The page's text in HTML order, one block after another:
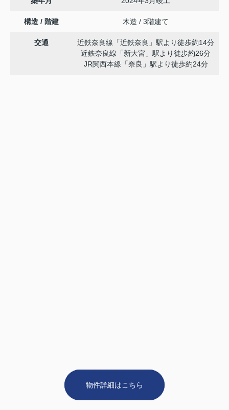
構造 / 階建 木造 / 3階建て
交通
近鉄奈良線「近鉄奈良」駅より徒歩約14分
近鉄奈良線「新大宮」駅より徒歩約26分
JR関西本線「奈良」駅より徒歩約24分
物件詳細はこちら